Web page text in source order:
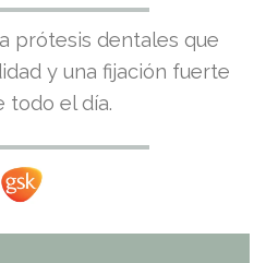
El
precio
original
era:
13,50€.
El
precio
actual
es:
10,80€.
prótesis dentales que
y una fijación fuerte
todo el día.